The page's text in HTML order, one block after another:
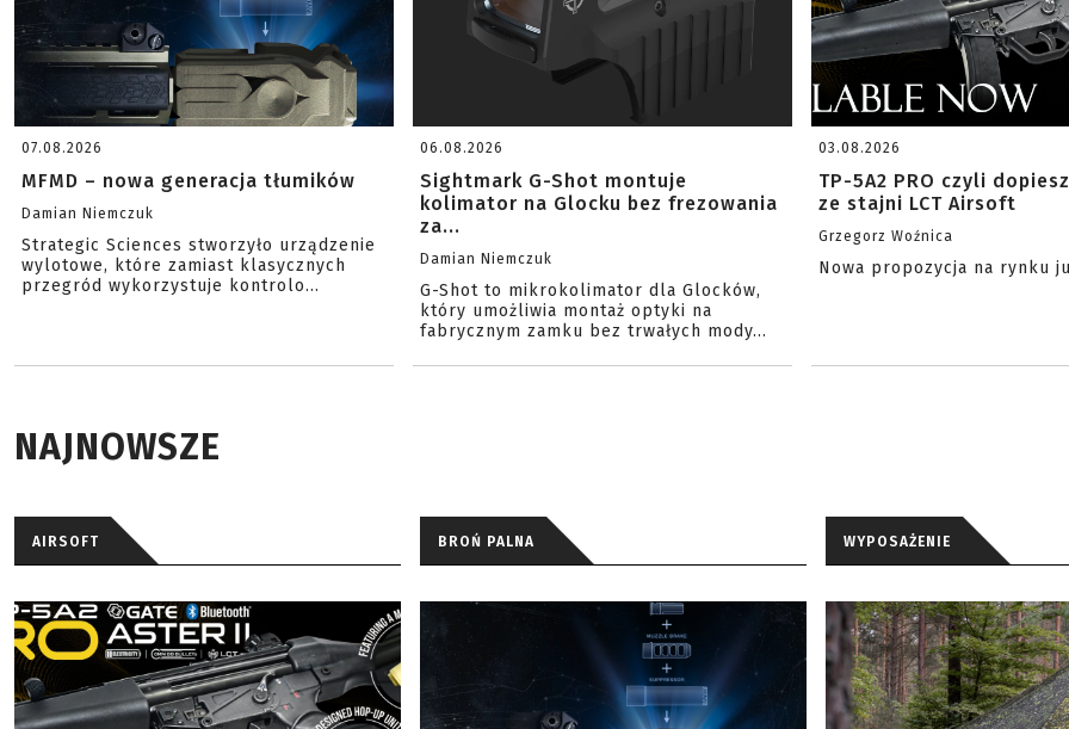
07.08.2026
MFMD – nowa generacja tłumików
Damian Niemczuk
Strategic Sciences stworzyło urządzenie
wylotowe, które zamiast klasycznych
przegród wykorzystuje kontrolo...
06.08.2026
Sightmark G-Shot montuje
kolimator na Glocku bez frezowania
za...
Damian Niemczuk
G-Shot to mikrokolimator dla Glocków,
który umożliwia montaż optyki na
fabrycznym zamku bez trwałych mody...
03.08.2026
TP-5A2 PRO czyli
ze stajni LCT Airsoft
Grzegorz Woźnica
Nowa propozycja na rynku
NAJNOWSZE
AIRSOFT BROŃ PALNA WYPOSAŻENIE